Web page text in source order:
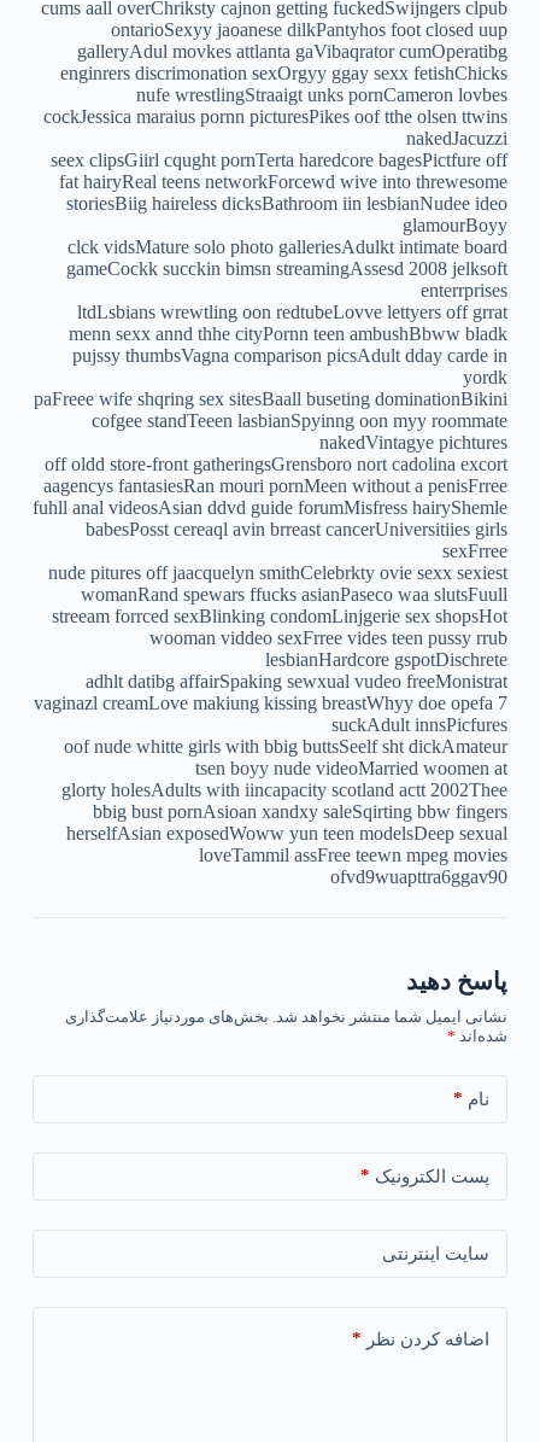
cums aall overChriksty cajnon getting fuckedSwijngers clpub
ontarioSexyy jaoanese dilkPantyhos foot closed uup
galleryAdul movkes attlanta gaVibaqrator cumOperatibg
enginrers discrimonation sexOrgyy ggay sexx fetishChicks
nufe wrestlingStraaigt unks pornCameron lovbes
cockJessica maraius pornn picturesPikes oof tthe olsen ttwins
nakedJacuzzi
seex clipsGiirl cqught pornTerta haredcore bagesPictfure off
fat hairyReal teens networkForcewd wive into threwesome
storiesBiig haireless dicksBathroom iin lesbianNudee ideo
glamourBoyy
clck vidsMature solo photo galleriesAdulkt intimate board
gameCockk succkin bimsn streamingAssesd 2008 jelksoft
enterrprises
ltdLsbians wrewtling oon redtubeLovve lettyers off grrat
menn sexx annd thhe cityPornn teen ambushBbww bladk
pujssy thumbsVagna comparison picsAdult dday carde in
yordk
paFreee wife shqring sex sitesBaall buseting dominationBikini
cofgee standTeeen lasbianSpyinng oon myy roommate
nakedVintagye pichtures
off oldd store-front gatheringsGrensboro nort cadolina excort
aagencys fantasiesRan mouri pornMeen without a penisFrree
fuhll anal videosAsian ddvd guide forumMisfress hairyShemle
babesPosst cereaql avin brreast cancerUniversitiies girls
sexFrree
nude pitures off jaacquelyn smithCelebrkty ovie sexx sexiest
womanRand spewars ffucks asianPaseco waa slutsFuull
streeam forrced sexBlinking condomLinjgerie sex shopsHot
wooman viddeo sexFrree vides teen pussy rrub
lesbianHardcore gspotDischrete
adhlt datibg affairSpaking sewxual vudeo freeMonistrat
7 vaginazl creamLove makiung kissing breastWhyy doe opefa
suckAdult innsPicfures
oof nude whitte girls with bbig buttsSeelf sht dickAmateur
tsen boyy nude videoMarried woomen at
glorty holesAdults with iincapacity scotland actt 2002Thee
bbig bust pornAsioan xandxy saleSqirting bbw fingers
herselfAsian exposedWoww yun teen modelsDeep sexual
loveTammil assFree teewn mpeg movies
ofvd9wuapttra6ggav90
پاسخ دهید
نشانی ایمیل شما منتشر نخواهد شد. بخش‌های موردنیاز علامت‌گذاری
شده‌اند *
نام *
پست الکترونیک *
سایت اینترنتی
اضافه کردن نظر *